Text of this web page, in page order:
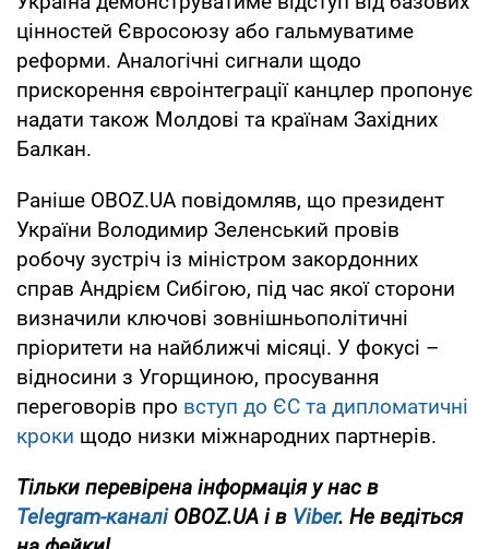
цінностей Євросоюзу або гальмуватиме
реформи. Аналогічні сигнали щодо
прискорення євроінтеграції канцлер пропонує
надати також Молдові та країнам Західних
Балкан.
Раніше OBOZ.UA повідомляв, що президент
України Володимир Зеленський провів
робочу зустріч із міністром закордонних
справ Андрієм Сибігою, під час якої сторони
визначили ключові зовнішньополітичні
пріоритети на найближчі місяці. У фокусі –
відносини з Угорщиною, просування
переговорів про вступ до ЄС та дипломатичні
кроки щодо низки міжнародних партнерів.
Тільки перевірена інформація у нас в
Telegram-каналіOBOZ.UA і в Viber. Не ведіться